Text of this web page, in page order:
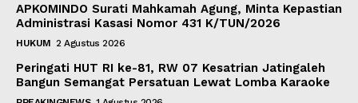
APKOMINDO Surati Mahkamah Agung, Minta Kepastian
Administrasi Kasasi Nomor 431 K/TUN/2026
HUKUM 2 Agustus 2026
Peringati HUT RI ke-81, RW 07 Kesatrian Jatingaleh
Bangun Semangat Persatuan Lewat Lomba Karaoke